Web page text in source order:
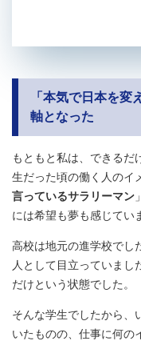
「本気で日本を
軸となった
もともと私は、できるだ
生だった頃の働く人のイ
言っているサラリーマン
には希望も夢も感じてい
高校は地元の進学校でし
人として目立っていまし
だけという状態でした。
そんな学生でしたから、
いたものの、仕事に何の